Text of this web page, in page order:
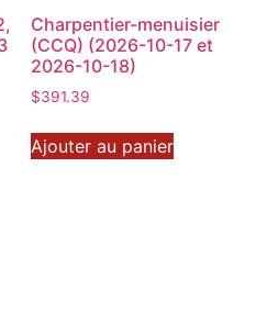
Charpentier-menuisier
(CCQ) (2026-10-17 et
2026-10-18)
$391.39
Ajouter au panier